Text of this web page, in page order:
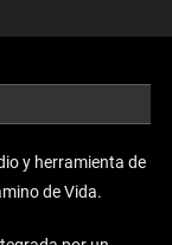
y herramienta de
de Vida.